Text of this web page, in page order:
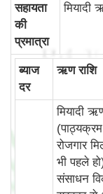
सहायता
की
प्रमात्रा
मियादी
ब्‍याज
दर
ऋण राशि
मियादी
रोजगार
भी पहले
संसाधन